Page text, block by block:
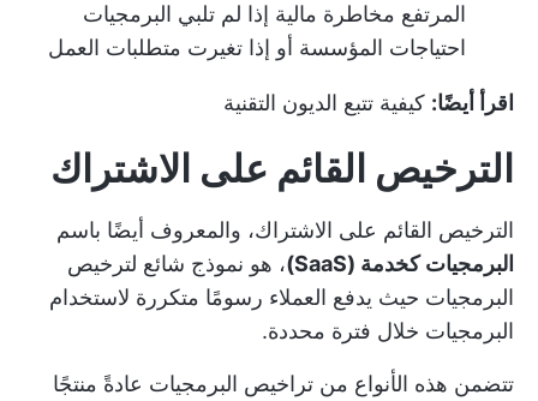
المرتفع مخاطرة مالية إذا لم تلبي البرمجيات
احتياجات المؤسسة أو إذا تغيرت متطلبات العمل
اقرأ أيضًا: كيفية تتبع الديون التقنية
الترخيص القائم على الاشتراك
الترخيص القائم على الاشتراك، والمعروف أيضًا باسم
البرمجيات كخدمة (SaaS)
، هو نموذج شائع لترخيص
البرمجيات حيث يدفع العملاء رسومًا متكررة لاستخدام
البرمجيات خلال فترة محددة.
تتضمن هذه الأنواع من تراخيص البرمجيات عادةً منتجًا